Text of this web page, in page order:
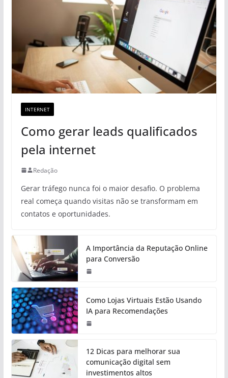
INTERNET
Como gerar leads qualificados
pela internet
Redação
Gerar tráfego nunca foi o maior desafio. O problema
real começa quando visitas não se transformam em
contatos e oportunidades.
A Importância da Reputação Online
para Conversão
Como Lojas Virtuais Estão Usando
IA para Recomendações
12 Dicas para melhorar sua
comunicação digital sem
investimentos altos